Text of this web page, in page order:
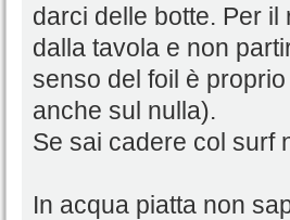
darci delle botte. Per
dalla tavola e non
senso del foil è
anche sul nulla).
Se sai cadere col surf
In acqua piatta non